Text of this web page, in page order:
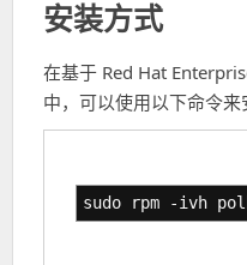
安装方式
在基于 Red Hat
中，可以使用以下命令来
sudo rpm -ivh